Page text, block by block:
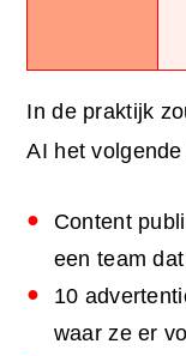
In de praktijk
AI het
Content
een team
10
waar ze er